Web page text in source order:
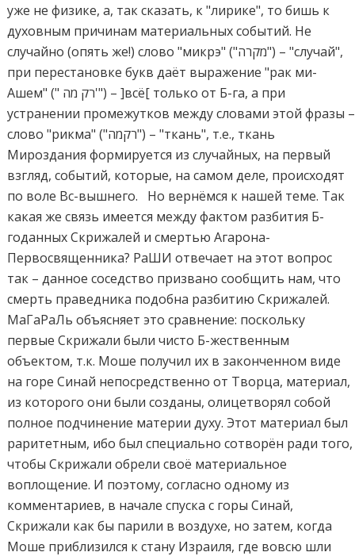
уже не физике, а, так сказать, к "лирике", то бишь к
духовным причинам материальных событий. Не
случайно (опять же!) слово "микрэ" ("מקרה") – "случай",
при перестановке букв даёт выражение "рак ми-
Ашем" (" רק מה'") – ]всё[ только от Б-га, а при
устранении промежутков между словами этой фразы –
слово "рикма" ("רקמה") – "ткань", т.е., ткань
Мироздания формируется из случайных, на первый
взгляд, событий, которые, на самом деле, происходят
по воле Вс-вышнего. Но вернёмся к нашей теме. Так
какая же связь имеется между фактом разбития Б-
годанных Скрижалей и смертью Агарона-
Первосвященника? РаШИ отвечает на этот вопрос
так – данное соседство призвано сообщить нам, что
смерть праведника подобна разбитию Скрижалей.
МаГаРаЛь объясняет это сравнение: поскольку
первые Скрижали были чисто Б-жественным
объектом, т.к. Моше получил их в законченном виде
на горе Синай непосредственно от Творца, материал,
из которого они были созданы, олицетворял собой
полное подчинение материи духу. Этот материал был
раритетным, ибо был специально сотворён ради того,
чтобы Скрижали обрели своё материальное
воплощение. И поэтому, согласно одному из
комментариев, в начале спуска с горы Синай,
Скрижали как бы парили в воздухе, но затем, когда
Моше приблизился к стану Израиля, где вовсю шли